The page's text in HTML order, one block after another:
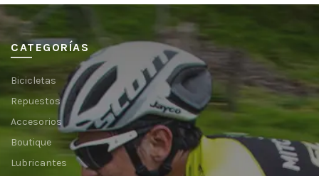
CATEGORÍAS
Bicicletas
Repuestos
Accesorios
Boutique
Lubricantes